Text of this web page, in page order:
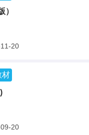
）
20
材
20